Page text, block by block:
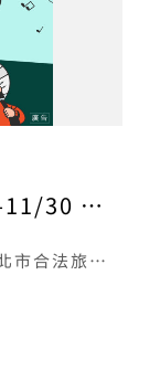
台北商旅推薦｜2025/10/1-11/30 來臺北有好宿
2025/10/1-11/30 活動期間入住臺北市合法旅宿，並完成登錄即享抽獎資格！詳情